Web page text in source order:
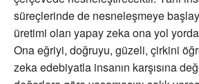
süreçlerinde de nesneleşmeye
üretimi olan yapay zeka ona yol
Ona eğriyi, doğruyu, güzeli, çirkini
zeka edebiyatla insanın karşısına